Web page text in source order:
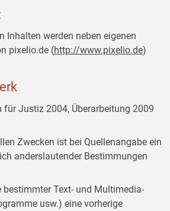
Inhalten werden neben eigenen
pixelio.de (http://www.pixelio.de)
Justiz 2004, Überarbeitung 2009
Zwecken ist bei Quellenangabe ein
anderslautender Bestimmungen
bestimmter Text- und Multimedia-
usw.) eine vorherige